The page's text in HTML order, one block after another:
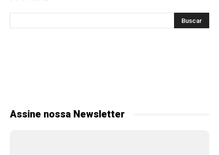
Assine nossa Newsletter